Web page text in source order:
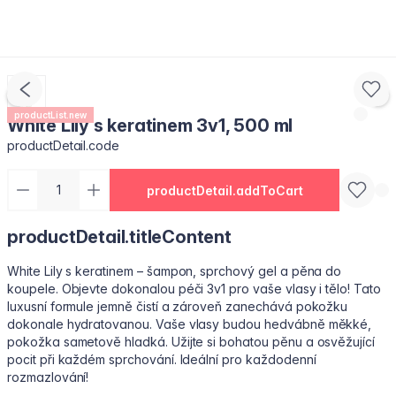
productList.new
White Lily s keratinem 3v1, 500 ml
productDetail.code
productDetail.addToCart
productDetail.titleContent
White Lily s keratinem – šampon, sprchový gel a pěna do
koupele. Objevte dokonalou péči 3v1 pro vaše vlasy i tělo! Tato
luxusní formule jemně čistí a zároveň zanechává pokožku
dokonale hydratovanou. Vaše vlasy budou hedvábně měkké,
pokožka sametově hladká. Užijte si bohatou pěnu a osvěžující
pocit při každém sprchování. Ideální pro každodenní
rozmazlování!